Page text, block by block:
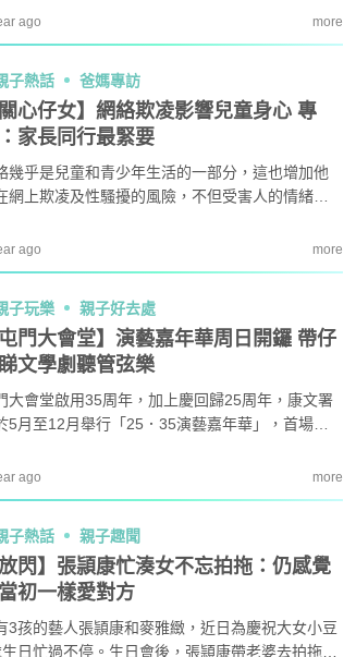
童及家長設計，讓參加者於海下灣海岸公園體驗
「海洋學家」，了解香港海洋生態及海洋保育工
ago more
子熱話 爸媽專訪
關心仔女】網絡欺凌影響兒童身心 專
家長同行最緊要
幾乎是兒童和青少年生活的一部分，這也增加他
網上欺凌及性騷擾的風險，不但受害人的情緒、
士就教家長如何教育小朋友。
ago more
子玩樂 親子好去處
屯門大會堂】演藝嘉年華周日開鑼 帶仔
文學劇聽管弦樂
大會堂啟用35周年，加上慶回歸25周年，康文署
5月至12月舉行「25．35演藝嘉年華」，首場嘉
將獻上多項免費演藝活動，小朋友都啱㗎！
ago more
子熱話 親子趣聞
放閃】張頴康忙湊女不忘拍拖：仍感覺
初一樣愛對方
3孩的藝人張頴康和麥雅緻，近日為慶祝大女小豆
日忙過不停。生日會後，張頴康帶老婆去拍拖，